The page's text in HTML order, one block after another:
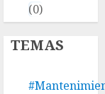
0
TEMAS